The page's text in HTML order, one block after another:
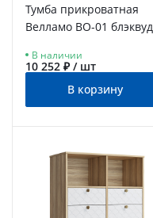
Тумба прикроватная
Велламо ВО-01 блэквуд
В наличии
10 252 ₽ / шт
В корзину